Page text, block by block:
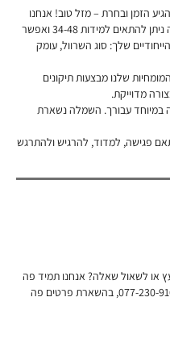
הזמן ובחרת – מזל טוב! אנחנו
לוקחות ממך מידות ויוצאות לדרך. כל שמלה ניתן להתאים למידות 34-48 ואפשר
שלך: סוג השרוול, עומק
שלנו מבצעות תיקונים
מדוייקת.
במיוחד עבורך. השמלה נשארת
פגישה, למדוד, להרגיש ולהתרגש
או לשאול שאלה? אנחנו תמיד פה
בשבילך! תוכלי ליצור איתנו קשר בטלפון 077-230-9109, בהשארת פרטים פה